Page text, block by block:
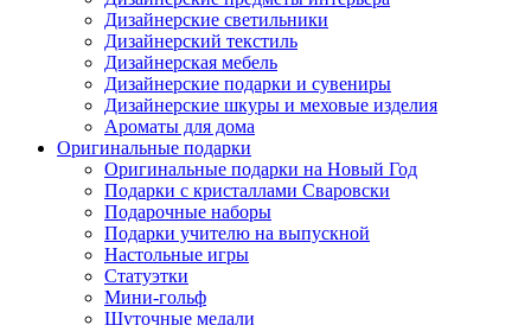
Дизайнерские светильники
Дизайнерский текстиль
Дизайнерская мебель
Дизайнерские подарки и сувениры
Дизайнерские шкуры и меховые изделия
Ароматы для дома
Оригинальные подарки
Оригинальные подарки на Новый Год
Подарки с кристаллами Сваровски
Подарочные наборы
Подарки учителю на выпускной
Настольные игры
Статуэтки
Мини-гольф
Шуточные медали